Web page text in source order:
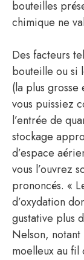
bouteilles
chimique ne
Des facteurs
bouteille ou si
(la plus
vous puissiez
l’entrée de
stockage
d’espace
vous l’ouvrez
prononcés. «
d’oxydation
gustative plus
Nelson,
moelleux au fil